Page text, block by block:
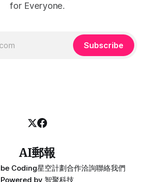
for Everyone.
Subscribe
AI郵報
Coding星空計劃合作洽詢聯絡我們
Powered by 智聚科技